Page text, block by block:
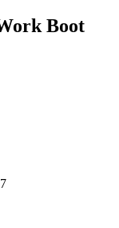
Boot